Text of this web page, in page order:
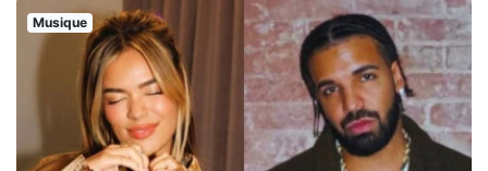
Musique